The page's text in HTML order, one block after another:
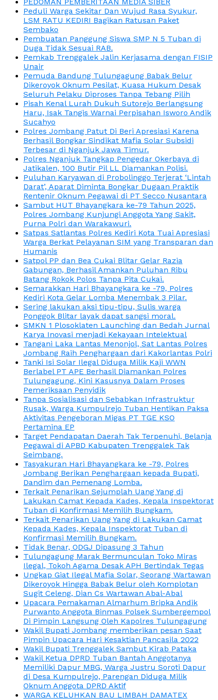
Peduli Warga Sekitar Dan Wujud Rasa Syukur,
LSM RATU KEDIRI Bagikan Ratusan Paket
Sembako
Pembuatan Panggung Siswa SMP N 5 Tuban di
Duga Tidak Sesuai RAB.
Pemkab Trenggalek Jalin Kerjasama dengan FISIP
Unair
Pemuda Bandung Tulungagung Babak Belur
Dikeroyok Oknum Pesilat, Kuasa Hukum Desak
Seluruh Pelaku Diproses Tanpa Tebang Pilih
Pisah Kenal Lurah Dukuh Sutorejo Berlangsung
Haru, Isak Tangis Warnai Perpisahan Isworo Andik
Sucahyo
Polres Jombang Patut Di Beri Apresiasi Karena
Berhasil Bongkar Sindikat Mafia Solar Subsidi
Terbesar di Nganjuk Jawa Timur.
Polres Nganjuk Tangkap Pengedar Okerbaya di
Jatikalen, 100 Butir Pil LL Diamankan Polisi.
Puluhan Karyawan di Probolinggo Terjerat ‘Lintah
Darat’, Aparat Diminta Bongkar Dugaan Praktik
Rentenir Oknum Pegawai di PT Secco Nusantara
Sambut HUT Bhayangkara ke-79 Tahun 2025,
Polres Jombang Kunjungi Anggota Yang Sakit,
Purna Polri dan Warakawuri.
Satpas Satlantas Polres Kediri Kota Tuai Apresiasi
Warga Berkat Pelayanan SIM yang Transparan dan
Humanis
Satpol PP dan Bea Cukai Blitar Gelar Razia
Gabungan, Berhasil Amankan Puluhan Ribu
Batang Rokok Polos Tanpa Pita Cukai.
Semarakkan Hari Bhayangkara ke -79, Polres
Kediri Kota Gelar Lomba Menembak 3 Pilar.
Sering lakukan aksi tipu-tipu, Sulis warga
Ponggok Blitar layak dapat sangsi moral.
SMKN 1 Plosoklaten Launching dan Bedah Jurnal
Karya Inovasi menjadi Kekayaan Intelektual
Tangani Laka Lantas Menonjol, Sat Lantas Polres
Jombang Raih Penghargaan dari Kakorlantas Polri
Tanki Isi Solar Ilegal Diduga Milik Kaji WWN
Berlabel PT APE Berhasil Diamankan Polres
Tulungagung, Kini Kasusnya Dalam Proses
Pemeriksaan Penyidik
Tanpa Sosialisasi dan Sebabkan Infrastruktur
Rusak, Warga Kumpulrejo Tuban Hentikan Paksa
Aktivitas Pengeboran Migas PT TGE KSO
Pertamina EP
Target Pendapatan Daerah Tak Terpenuhi, Belanja
Pegawai di APBD Kabupaten Trenggalek Tak
Seimbang.
Tasyakuran Hari Bhayangkara ke -79, Polres
Jombang Berikan Penghargaan kepada Bupati,
Dandim dan Pemenang Lomba.
Terkait Penarikan Sejumplah Uang Yang di
Lakukan Camat Kepada Kades, Kepala Inspektorat
Tuban di Konfirmasi Memilih Bungkam.
Terkait Penarikan Uang Yang di Lakukan Camat
Kepada Kades, Kepala Inspektorat Tuban di
Konfirmasi Memilih Bungkam.
Tidak Benar, ODGJ Dipasung 3 Tahun
Tulungagung Marak Bermunculan Toko Miras
Ilegal, Tokoh Agama Desak APH Bertindak Tegas
Ungkap Giat Ilegal Mafia Solar, Seorang Wartawan
Dikeroyok Hingga Babak Belur oleh Komplotan
Sugit Celeng, Dian Cs Wartawan Abal-Abal
Upacara Pemakaman Almarhum Bripka Andik
Purwanto Anggota Binmas Polsek Sumbergempol
Di Pimpin Langsung Oleh Kapolres Tulungagung
Wakil Bupati Jombang memberikan pesan Saat
Pimpin Upacara Hari Kesaktian Pancasila 2022
Wakil Bupati Trenggalek Sambut Kirab Pataka
Wakil Ketua DPRD Tuban Bantah Anggotanya
Memiliki Dapur MBG, Warga Justru Soroti Dapur
di Desa Kumpulrejo, Parengan Diduga Milik
Oknum Anggota DPRD Aktif
WARGA KELUHKAN BAU LIMBAH DAMATEX